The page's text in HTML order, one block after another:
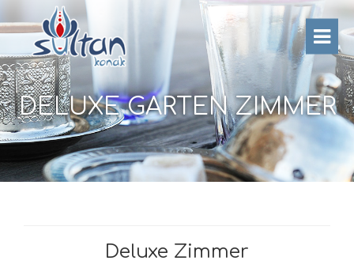
DELUXE GARTEN ZIMMER
Deluxe Zimmer